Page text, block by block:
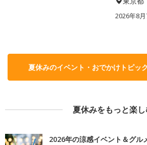
2026年8
夏休みのイベント・おでかけトピッ
夏休みをもっと楽
2026年の涼感イベント＆グル